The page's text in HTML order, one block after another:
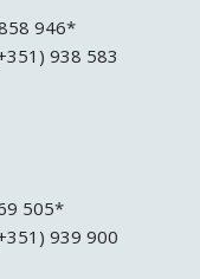
946*
938 583
505*
939 900